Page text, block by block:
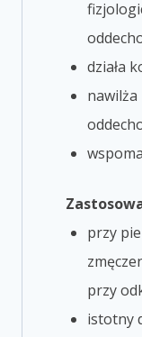
działa
nawilża
przy
przy
istotny